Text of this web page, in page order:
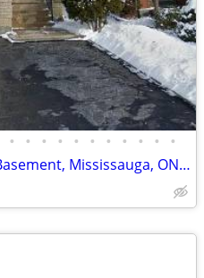
• • • • • • • • • • •
5435 Richmeadow Mews #Basement, Mississauga, ON L4Z 3T5